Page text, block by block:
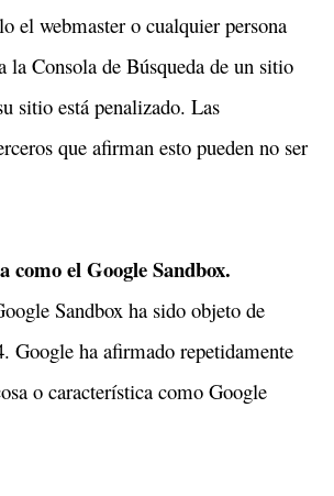
el webmaster o cualquier persona
la Consola de Búsqueda de un sitio
sitio está penalizado. Las
que afirman esto pueden no ser
como el Google Sandbox.
Sandbox ha sido objeto de
Google ha afirmado repetidamente
o característica como Google